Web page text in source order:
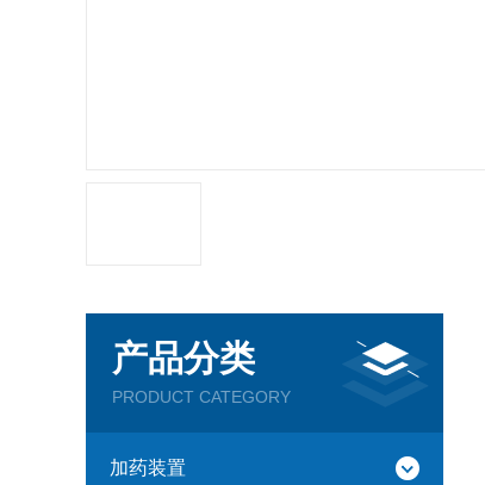
产品分类
PRODUCT CATEGORY
加药装置